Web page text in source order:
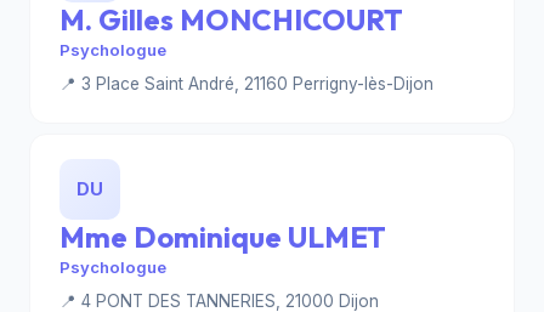
M. Gilles MONCHICOURT
Psychologue
📍 3 Place Saint André, 21160 Perrigny-lès-Dijon
DU
Mme Dominique ULMET
Psychologue
📍 4 PONT DES TANNERIES, 21000 Dijon